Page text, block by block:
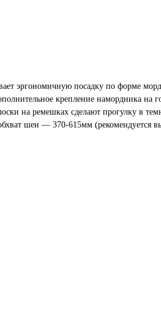
эргономичную посадку по форме
крепление намордника на
на ремешках сделают прогулку в
шеи — 370-615мм (рекомендуется